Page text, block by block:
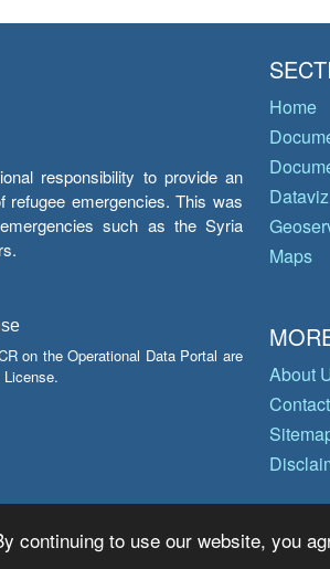
continuing to use our website, you
responsibility to provide an
refugee emergencies. This was
such as the Syria
on the Operational Data Portal are
Home
Dataviz
Maps
About